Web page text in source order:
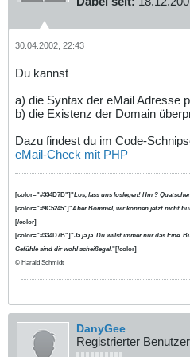
30.04.2002, 22:43
Du kannst
a) die Syntax der eMail Adresse
b) die Existenz der Domain
Dazu findest du im Code-
eMail-Check mit PHP
[color="#334D7B"]"Los, lass uns loslegen! Hm ?
[color="#9C5245"]"Aber Bommel, wir können jetzt nicht
[/color]
[color="#334D7B"]"Ja ja ja. Du willst immer nur das Eine.
Gefühle sind dir wohl scheißegal."[/color]
© Harald Schmidt
DanyGee
Registrierter Benutzer